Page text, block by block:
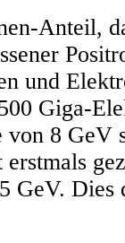
Anteil,
und
Giga-
von 8 GeV
GeV. Dies